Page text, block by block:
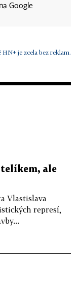
na Google
HN+ je zcela bez reklam.
ale
Vlastislava
represí,